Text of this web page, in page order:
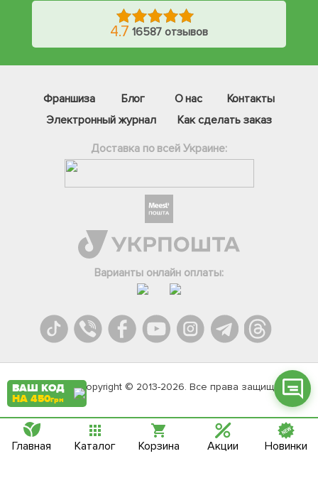
4.7 16587 отзывов
Франшиза Блог О нас
Контакты
Электронный журнал
Как сделать заказ
Доставка по всей Украине:
Варианты онлайн оплаты:
Agromarket.Copyright © 2013-2026. Все права защищены
Телеграм
Вайбер
Онлайн чат
ВАШ КОД
НА 450грн
Главная Каталог Корзина Акции Новинки